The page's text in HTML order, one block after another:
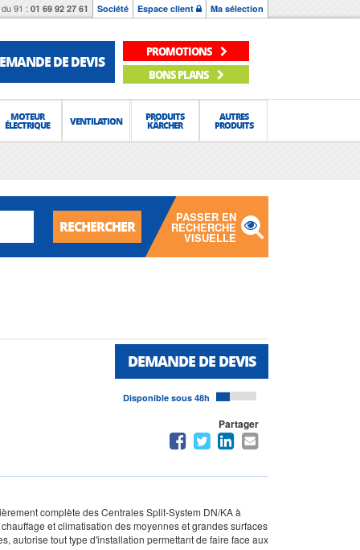
91 : 01 69 92 27 61 Société Espace client Ma sélection
DE DEVIS
PROMOTIONS
BONS PLANS
MOTEUR
ÉLECTRIQUE VENTILATION PRODUITS
KÄRCHER
AUTRES
PRODUITS
RECHERCHER
PASSER EN
RECHERCHE
VISUELLE
DEMANDE DE DEVIS
Disponible sous 48h
Partager
complète des Centrales Split-System DN/KA à
et climatisation des moyennes et grandes surfaces
autorise tout type d'installation permettant de faire face aux